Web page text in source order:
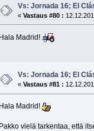
Vs: Jornada 16; El
«Vastaus #80 :
Hala Madrid!
Vs: Jornada 16; El
«Vastaus #81 :
Hala Madrid!
Pakko vielä tarkentaa, että